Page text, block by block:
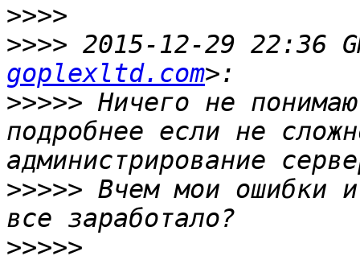
>>>>
>>>> 2015-12-29 22:36
goplexltd.com
>>>>> Ничего не
подробнее если не
>>>>> Вчем мои ошибки
>>>>>